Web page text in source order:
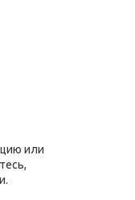
или